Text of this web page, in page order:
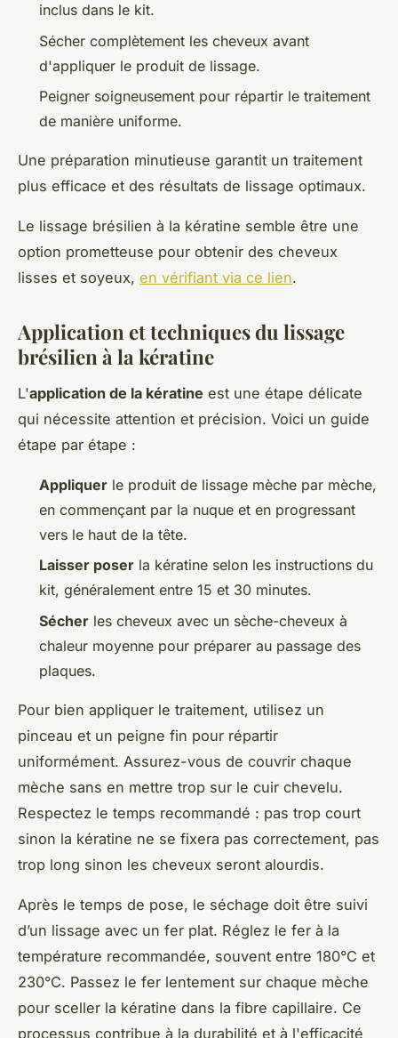
inclus dans le kit.
Sécher complètement les cheveux avant
d'appliquer le produit de lissage.
Peigner soigneusement pour répartir le traitement
de manière uniforme.
Une préparation minutieuse garantit un traitement
plus efficace et des résultats de lissage optimaux.
Le lissage brésilien à la kératine semble être une
option prometteuse pour obtenir des cheveux
lisses et soyeux, en vérifiant via ce lien.
Application et techniques du lissage
brésilien à la kératine
L'application de la kératine est une étape délicate
qui nécessite attention et précision. Voici un guide
étape par étape :
Appliquer le produit de lissage mèche par mèche,
en commençant par la nuque et en progressant
vers le haut de la tête.
Laisser poser la kératine selon les instructions du
kit, généralement entre 15 et 30 minutes.
Sécher les cheveux avec un sèche-cheveux à
chaleur moyenne pour préparer au passage des
plaques.
Pour bien appliquer le traitement, utilisez un
pinceau et un peigne fin pour répartir
uniformément. Assurez-vous de couvrir chaque
mèche sans en mettre trop sur le cuir chevelu.
Respectez le temps recommandé : pas trop court
sinon la kératine ne se fixera pas correctement, pas
trop long sinon les cheveux seront alourdis.
Après le temps de pose, le séchage doit être suivi
d’un lissage avec un fer plat. Réglez le fer à la
température recommandée, souvent entre 180°C et
230°C. Passez le fer lentement sur chaque mèche
pour sceller la kératine dans la fibre capillaire. Ce
processus contribue à la durabilité et à l'efficacité